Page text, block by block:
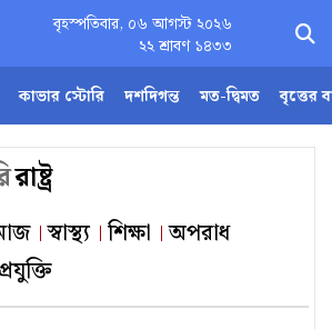
বৃহস্পতিবার, ০৬ আগস্ট ২০২৬
২২ শ্রাবণ ১৪৩৩
কাভার স্টোরি দশদিগন্ত মত-দ্বিমত বৃত্তের
রাষ্ট্র
স্বাস্থ্য শিক্ষা অপরাধ